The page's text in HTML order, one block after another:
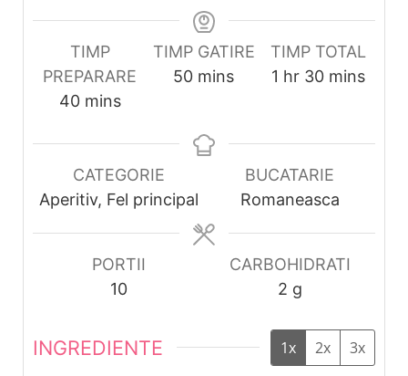
TIMP
PREPARARE
40minutes
mins
TIMP GATIRE
50minutes
mins
TIMP TOTAL
1 hour
hr 30minutes
mins
CATEGORIE
Aperitiv, Fel principal
BUCATARIE
Romaneasca
PORTII
10
CARBOHIDRATI
2 g
INGREDIENTE 1x 2x 3x